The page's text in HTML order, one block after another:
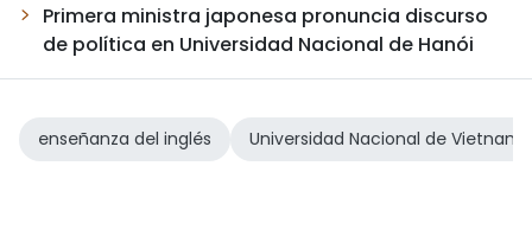
Primera ministra japonesa pronuncia discurso
de política en Universidad Nacional de Hanói
enseñanza del inglés Universidad Nacional de Vietnam